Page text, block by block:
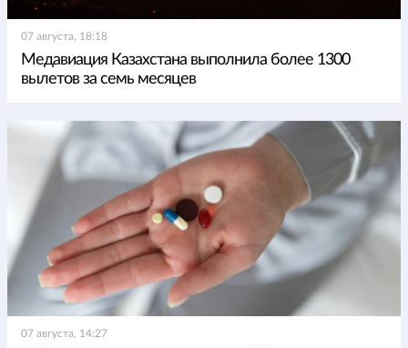
07 августа, 18:18
Медавиация Казахстана выполнила более 1300
вылетов за семь месяцев
07 августа, 14:27